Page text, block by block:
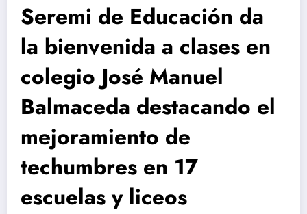
Seremi de Educación da
la bienvenida a clases en
colegio José Manuel
Balmaceda destacando el
mejoramiento de
techumbres en 17
escuelas y liceos